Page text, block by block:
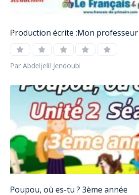
Production écrite :Mon professeur
Par Abdeljelil Jendoubi
Poupou, où es-tu ? 3ème année